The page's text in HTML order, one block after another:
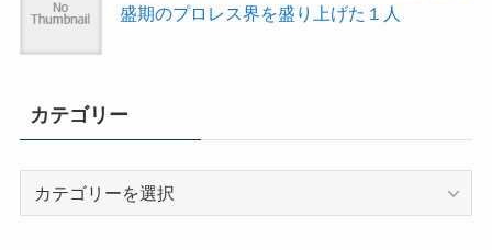
盛期のプロレス界を盛り上げた１人
カテゴリー